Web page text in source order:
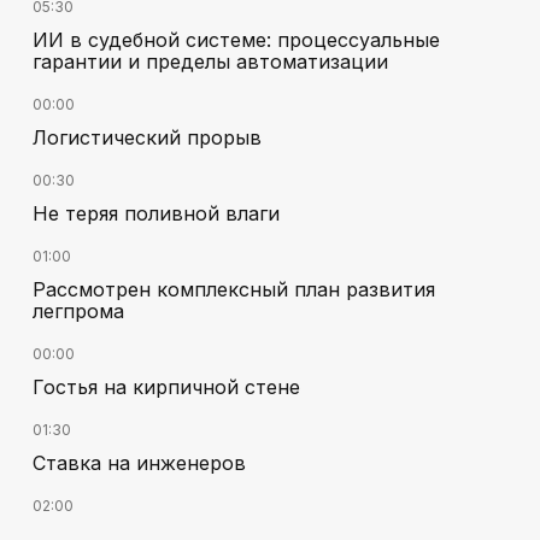
05:30
ИИ в судебной системе: процессуальные
гарантии и пределы автоматизации
00:00
Логистический прорыв
00:30
Не теряя поливной влаги
01:00
Рассмотрен комплексный план развития
легпрома
00:00
Гостья на кирпичной стене
01:30
Ставка на инженеров
02:00